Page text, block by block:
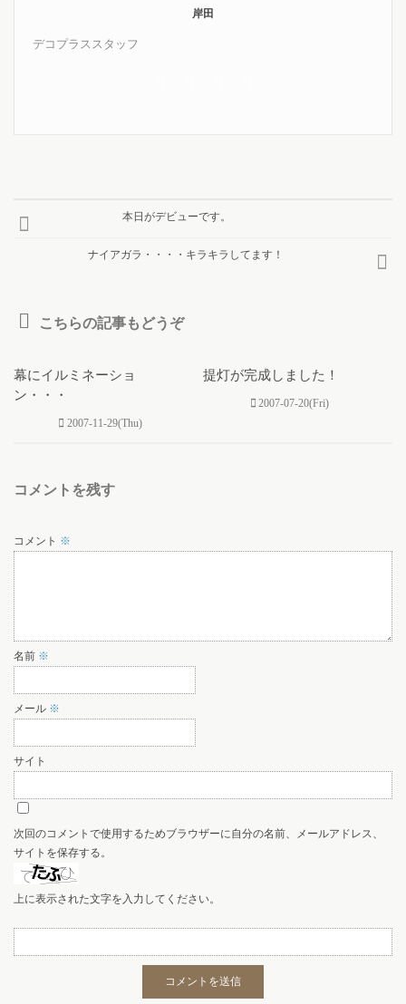
岸田
デコプラススタッフ
本日がデビューです。
ナイアガラ・・・・キラキラしてます！
こちらの記事もどうぞ
幕にイルミネーショ
ン・・・
2007-11-29(Thu)
提灯が完成しました！
2007-07-20(Fri)
コメントを残す
コメント ※
名前 ※
メール ※
サイト
次回のコメントで使用するためブラウザーに自分の名前、メールアドレス、
サイトを保存する。
上に表示された文字を入力してください。